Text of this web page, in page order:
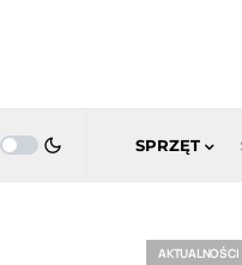
SPRZĘT
AKTUALNOŚCI